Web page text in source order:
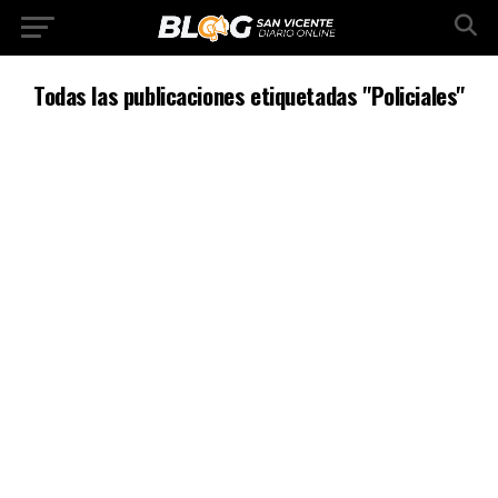
Todas las publicaciones etiquetadas "Policiales"